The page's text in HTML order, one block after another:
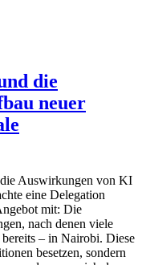
die
neuer
Auswirkungen von KI
eine Delegation
mit: Die
nach denen viele
– in Nairobi. Diese
besetzen, sondern